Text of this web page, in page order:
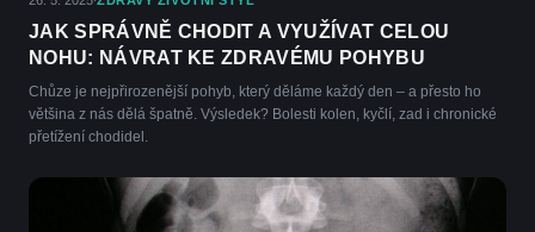
JAK SPRÁVNĚ CHODIT A VYUŽÍVAT CELOU
NOHU: NÁVRAT KE ZDRAVÉMU POHYBU
Chůze je nejpřirozenější pohyb, který děláme každý den – a přesto ho
většina z nás dělá špatně. Výsledek? Bolesti kolen, kyčlí, zad i chronické
přetížení chodidel.